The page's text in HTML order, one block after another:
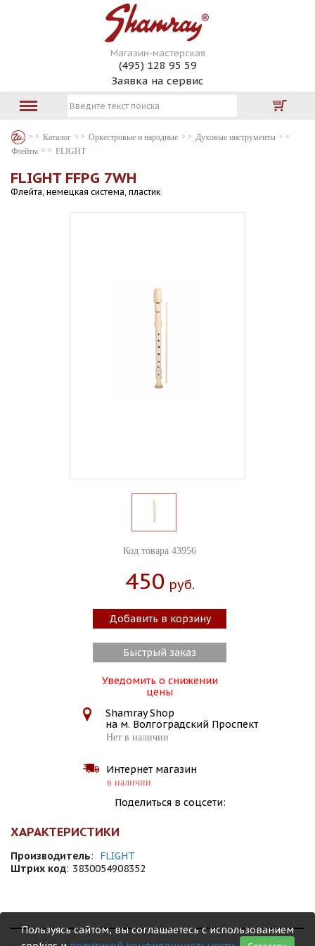
Магазин-мастерская
(495) 128 95 59
Заявка на сервис
Каталог Оркестровые и народные
Духовые инструменты
Флейты
FLIGHT
FLIGHT FFPG 7WH
Флейта, немецкая система, пластик
Код товара 43956
450 Руб.
Добавить в корзину
Быстрый заказ
Уведомить о снижении
цены
Shamray Shop
на м. Волгоградский Проспект
Нет в наличии
Интернет магазин
в наличии
Поделиться в соцсети:
ХАРАКТЕРИСТИКИ
Производитель:
FLIGHT
Штрих код: 3830054908352
Пользуясь сайтом, вы соглашаетесь с использованием